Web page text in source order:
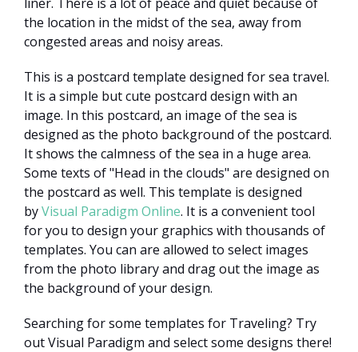
the location in the midst of the sea, away from
congested areas and noisy areas.
This is a postcard template designed for sea travel.
It is a simple but cute postcard design with an
image. In this postcard, an image of the sea is
designed as the photo background of the postcard.
It shows the calmness of the sea in a huge area.
Some texts of "Head in the clouds" are designed on
the postcard as well. This template is designed
byVisual Paradigm Online. It is a convenient tool
for you to design your graphics with thousands of
templates. You can are allowed to select images
from the photo library and drag out the image as
the background of your design.
Searching for some templates for Traveling? Try
out Visual Paradigm and select some designs there!